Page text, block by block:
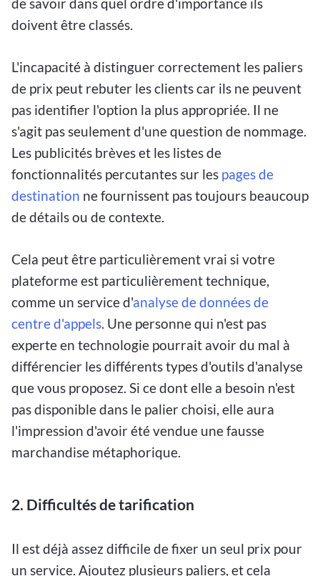
doivent être classés.
L'incapacité à distinguer correctement les paliers
de prix peut rebuter les clients car ils ne peuvent
pas identifier l'option la plus appropriée. Il ne
s'agit pas seulement d'une question de nommage.
Les publicités brèves et les listes de
fonctionnalités percutantes sur les pages de
destination ne fournissent pas toujours beaucoup
de détails ou de contexte.
Cela peut être particulièrement vrai si votre
plateforme est particulièrement technique,
comme un service d'analyse de données de
centre d'appels . Une personne qui n'est pas
experte en technologie pourrait avoir du mal à
différencier les différents types d'outils d'analyse
que vous proposez. Si ce dont elle a besoin n'est
pas disponible dans le palier choisi, elle aura
l'impression d'avoir été vendue une fausse
marchandise métaphorique.
2. Difficultés de tarification
Il est déjà assez difficile de fixer un seul prix pour
un service. Ajoutez plusieurs paliers, et cela